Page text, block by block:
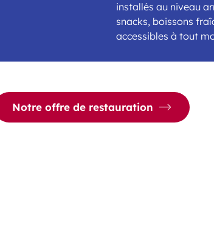
installés au niveau
snacks, boissons
accessibles à tout
Notre offre de restauration